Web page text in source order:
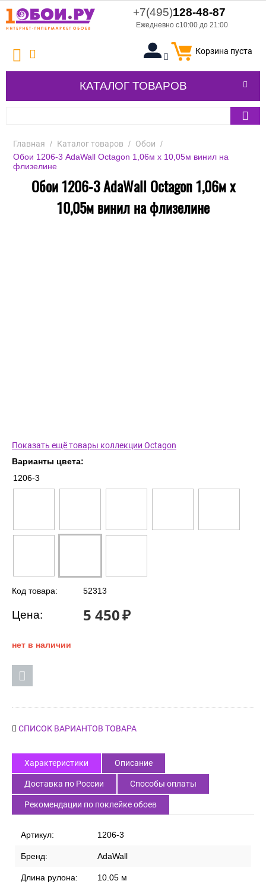
+7(495)128-48-87
Ежедневно с10:00 до 21:00
Корзина пуста
КАТАЛОГ ТОВАРОВ
Главная / Каталог товаров / Обои /
Обои 1206-3 AdaWall Octagon 1,06м х 10,05м винил на
флизелине
Обои 1206-3 AdaWall Octagon 1,06м х
10,05м винил на флизелине
Показать ещё товары коллекции Octagon
Варианты цвета:
1206-3
Код товара: 52313
Цена: 5 450₽
нет в наличии
СПИСОК ВАРИАНТОВ ТОВАРА
Характеристики Описание
Доставка по России Способы оплаты
Рекомендации по поклейке обоев
Артикул: 1206-3
Бренд: AdaWall
Длина рулона: 10.05 м